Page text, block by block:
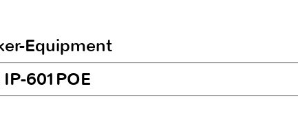
Equipment
601POE